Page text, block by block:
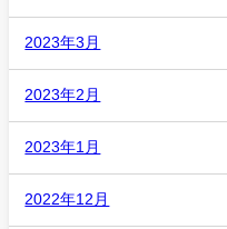
2023年3月
2023年2月
2023年1月
2022年12月